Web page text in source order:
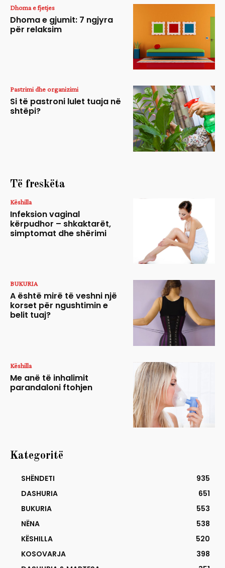
Dhoma e fjetjes
Dhoma e gjumit: 7 ngjyra
për relaksim
Pastrimi dhe organizimi
Si të pastroni lulet tuaja në
shtëpi?
Të freskëta
Këshilla
Infeksion vaginal
kërpudhor – shkaktarët,
simptomat dhe shërimi
BUKURIA
A është mirë të veshni një
korset për ngushtimin e
belit tuaj?
Këshilla
Me anë të inhalimit
parandaloni ftohjen
Kategoritë
SHËNDETI
935
DASHURIA
651
BUKURIA
553
NËNA
538
KËSHILLA
520
KOSOVARJA
398